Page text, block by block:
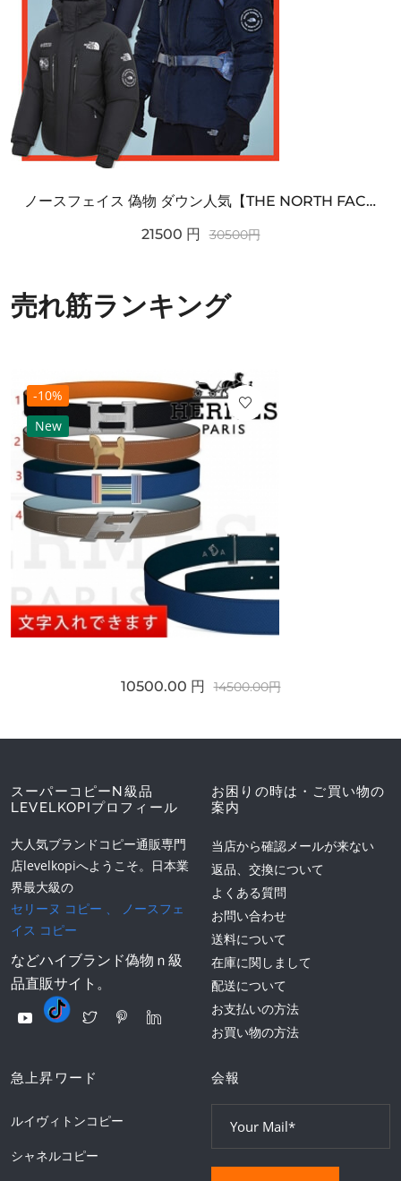
ノースフェイス 偽物 ダウン人気【THE NORTH FACE】M'S 7 SUMMIT HIM...
21500 円 30500円
売れ筋ランキング
-10%
New
10500.00 円 14500.00円
スーパーコピーN級品
LEVELKOPIプロフィール
大人気ブランドコピー通販専門
店levelkopiへようこそ。日本業
界最大級の
セリーヌ コピー 、
ノースフェ
イス コピー
などハイブランド偽物ｎ級
品直販サイト。
お困りの時は・ご買い物の
案内
当店から確認メールが来ない
返品、交換について
よくある質問
お問い合わせ
送料について
在庫に関しまして
配送について
お支払いの方法
お買い物の方法
急上昇ワード
ルイヴィトンコピー
シャネルコピー
会報